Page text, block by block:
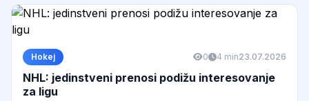
Hokej 0 4 min23.07.2026
NHL: jedinstveni prenosi podižu interesovanje
za ligu